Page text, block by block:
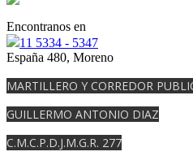
Encontranos en
11 5334 - 5347
España 480, Moreno
MARTILLERO Y CORREDOR
GUILLERMO ANTONIO DIAZ
C.M.C.P.D.J.M.G.R. 277